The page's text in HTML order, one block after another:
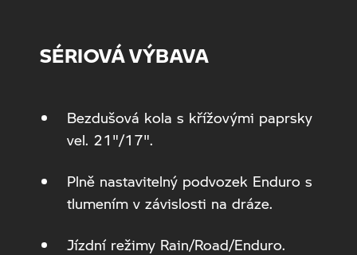
SÉRIOVÁ VÝBAVA
Bezdušová kola s křížovými paprsky
vel. 21"/17".
Plně nastavitelný podvozek Enduro s
tlumením v závislosti na dráze.
Jízdní režimy Rain/Road/Enduro.